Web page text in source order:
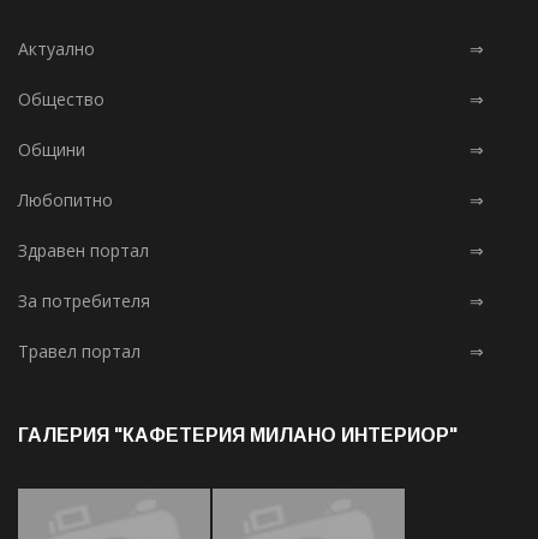
Актуално ⇒
Общество ⇒
Общини ⇒
Любопитно ⇒
Здравен портал ⇒
За потребителя ⇒
Травел портал ⇒
ГАЛЕРИЯ "КАФЕТЕРИЯ МИЛАНО ИНТЕРИОР"